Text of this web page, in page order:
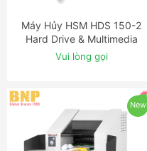
ĐẶT NGAY
Máy Hủy HSM HDS 150-2
Hard Drive & Multimedia
Shredder
Vui lòng gọi
New